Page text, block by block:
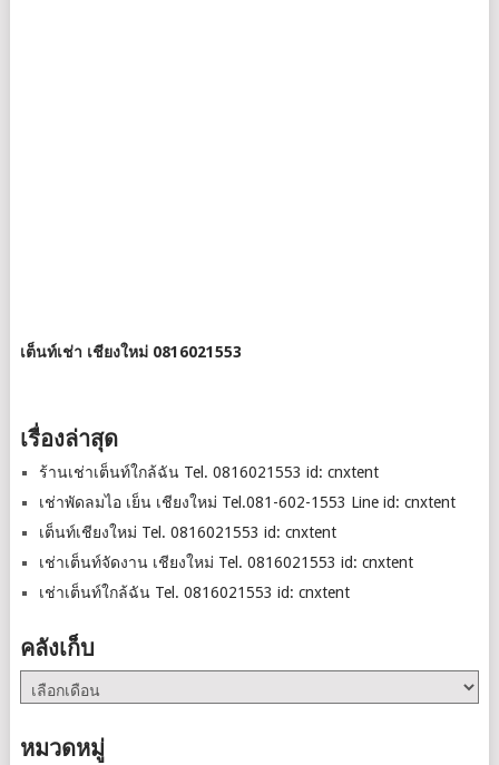
เต็นท์เช่า เชียงใหม่ 0816021553
เรื่องล่าสุด
ร้านเช่าเต็นท์ใกล้ฉัน Tel. 0816021553 id: cnxtent
เช่าพัดลมไอ เย็น เชียงใหม่ Tel.081-602-1553 Line id: cnxtent
เต็นท์เชียงใหม่ Tel. 0816021553 id: cnxtent
เช่าเต็นท์จัดงาน เชียงใหม่ Tel. 0816021553 id: cnxtent
เช่าเต็นท์ใกล้ฉัน Tel. 0816021553 id: cnxtent
คลังเก็บ
คลัง
เก็บ
หมวดหมู่